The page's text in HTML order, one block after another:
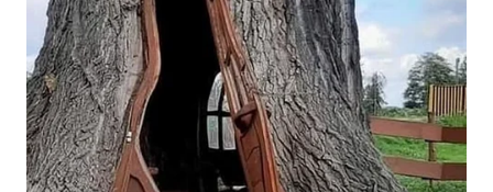
WN
INDRAMAYU
WN
KUNINGAN